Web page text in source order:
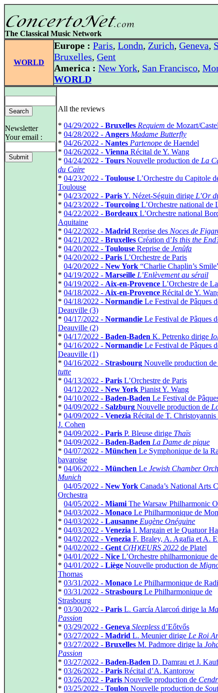
The Classical Music Network
WORLD
Europe : Paris, Londn, Zurich, Geneva,
Bruxelles, Gent
America : New York, San Francisco,
WORLD
Newsletter
Your email :
All the reviews
* 04/29/2022 - Bruxelles Requiem de Mozart/
* 04/28/2022 - Angers Madame Butterfly
* 04/26/2022 - Nantes Partenope de Haendel
* 04/26/2022 - Vienna Récital de Y. Wang
* 04/24/2022 - Tours Nouvelle production de La
du Caire
* 04/23/2022 - Toulouse L’Orchestre du Capitole
Toulouse
* 04/23/2022 - ParisY. Nézet‑Séguin dirige L’Or
* 04/23/2022 - Tourcoing L’Orchestre national de
* 04/22/2022 - Bordeaux L’Orchestre national
Aquitaine
* 04/22/2022 - Madrid Reprise des Noces de
* 04/21/2022 - Bruxelles Création d’Is this the
* 04/20/2022 - Toulouse Reprise de Jenůfa
* 04/20/2022 - Paris L’Orchestre de Paris
04/20/2022 - New York “Charlie Chaplin’s
* 04/19/2022 - Marseille L’Enlèvement au sérail
* 04/19/2022 - Aix-en-Provence L’Orchestre de
* 04/18/2022 - Aix-en-Provence Récital de Y.
* 04/18/2022 - Normandie Le Festival de Pâques
Deauville (3)
* 04/17/2022 - Normandie Le Festival de Pâques
Deauville (2)
* 04/17/2022 - Baden-Baden K. Petrenko dirige
* 04/16/2022 - Normandie Le Festival de Pâques
Deauville (1)
* 04/16/2022 - Strasbourg Nouvelle production de
tutte
* 04/13/2022 - Paris L’Orchestre de Paris
04/12/2022 - New York Pianist Y. Wang
* 04/10/2022 - Baden-Baden Le Festival de
* 04/09/2022 - Salzburg Nouvelle production de
* 04/09/2022 - Venezia Récital de T. Christoyannis
J. Cohen
* 04/09/2022 - Paris P. Bleuse dirige Thaïs
* 04/09/2022 - Baden-Baden La Dame de pique
* 04/07/2022 - München Le Symphonique de la
bavaroise
* 04/06/2022 - München Le Jewish Chamber
Munich
04/05/2022 - New York Canada’s National Arts
Orchestra
04/05/2022 - Miami The Warsaw Philharmonic
* 04/03/2022 - Monaco Le Philharmonique de
* 04/03/2022 - Lausanne Eugène Onéguine
* 04/03/2022 - Venezia I. Margain et le Quatuor
* 04/02/2022 - Venezia F. Braley, A. Agafia et A.
* 04/02/2022 - Gent C(H)ŒURS 2022 de Platel
* 04/01/2022 - Nice L’Orchestre philharmonique
* 04/01/2022 - Liège Nouvelle production de
Thomas
* 03/31/2022 - Monaco Le Philharmonique de
* 03/31/2022 - Strasbourg Le Philharmonique de
Strasbourg
* 03/30/2022 - Paris L. García Alarcoń dirige la
Passion
* 03/29/2022 - Geneva Sleepless d’Eőtvős
* 03/27/2022 - Madrid L. Meunier dirige Le Roi
* 03/27/2022 - Bruxelles M. Padmore dirige la
Passion
* 03/27/2022 - Baden-Baden D. Damrau et J.
* 03/26/2022 - Paris Récital d’A. Kantorow
* 03/26/2022 - Paris Nouvelle production de
* 03/25/2022 - Toulon Nouvelle production de